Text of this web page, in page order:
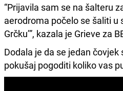
“Prijavila sam se na šalteru
aerodroma počelo se šaliti u
Grčku’”, kazala je Grieve za
Dodala je da se jedan čovjek
pokušaj pogoditi koliko vas